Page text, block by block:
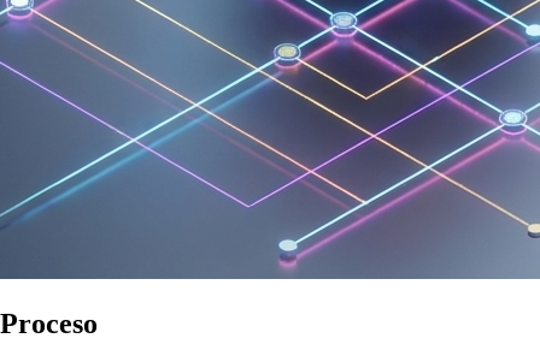
Proceso